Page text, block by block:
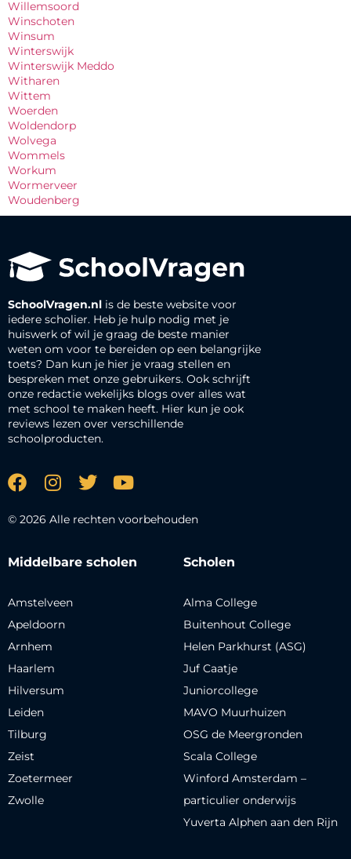
Willemsoord
Winschoten
Winsum
Winterswijk
Winterswijk Meddo
Witharen
Wittem
Woerden
Woldendorp
Wolvega
Wommels
Workum
Wormerveer
Woudenberg
SchoolVragen.nl is de beste website voor
iedere scholier. Heb je hulp nodig met je
huiswerk of wil je graag de beste manier
weten om voor te bereiden op een belangrijke
toets? Dan kun je hier je vraag stellen en
bespreken met onze gebruikers. Ook schrijft
onze redactie wekelijks blogs over alles wat
met school te maken heeft. Hier kun je ook
reviews lezen over verschillende
schoolproducten.
© 2026 Alle rechten voorbehouden
Middelbare scholen
Amstelveen
Apeldoorn
Arnhem
Haarlem
Hilversum
Leiden
Tilburg
Zeist
Zoetermeer
Zwolle
Scholen
Alma College
Buitenhout College
Helen Parkhurst (ASG)
Juf Caatje
Juniorcollege
MAVO Muurhuizen
OSG de Meergronden
Scala College
Winford Amsterdam –
particulier onderwijs
Yuverta Alphen aan den Rijn